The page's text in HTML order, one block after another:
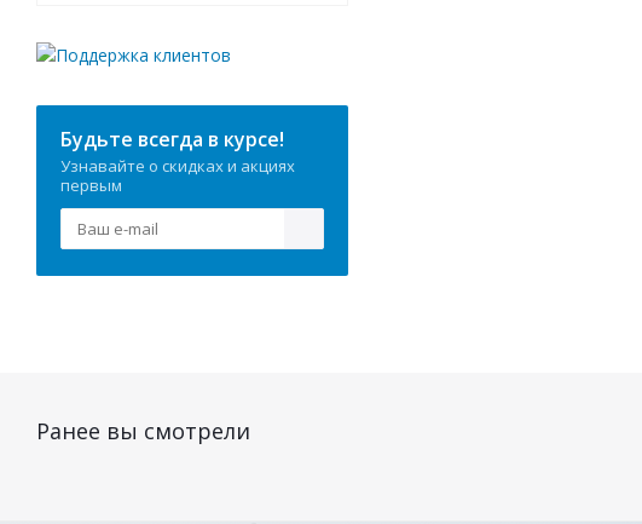
Будьте всегда в курсе!
Узнавайте о скидках и акциях
первым
Ранее вы смотрели